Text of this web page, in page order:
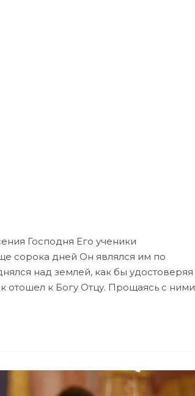
Господня Его ученики
сорока дней Он являлся им по
над землей, как бы удостоверяя
отошел к Богу Отцу. Прощаясь с ними